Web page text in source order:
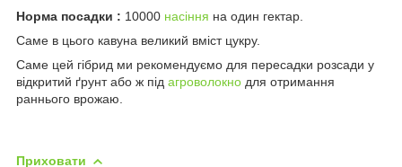
Норма посадки : 10000 насіння на один гектар.
Саме в цього кавуна великий вміст цукру.
Саме цей гібрид ми рекомендуємо для пересадки розсади у
відкритий ґрунт або ж під агроволокно для отримання
раннього врожаю.
Приховати